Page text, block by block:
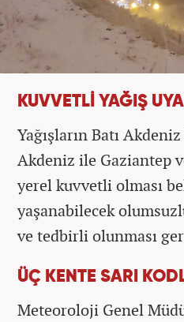
KUVVETLİ YAĞIŞ
Yağışların Batı
Akdeniz ile Gaziantep
yerel kuvvetli olması
yaşanabilecek
ve tedbirli olunması
ÜÇ KENTE SARI
Meteoroloji Genel